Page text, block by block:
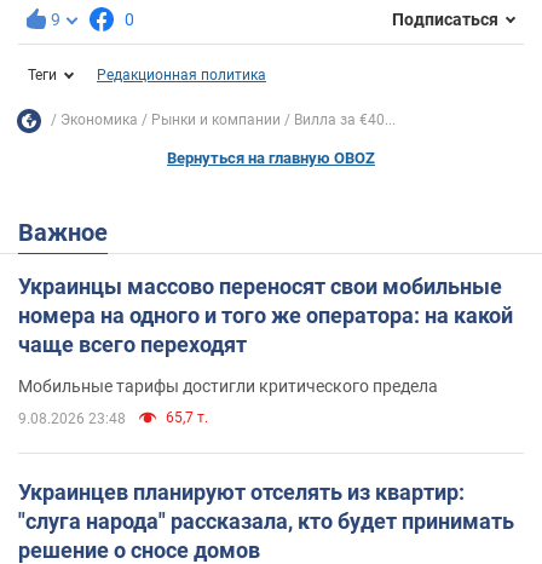
9 0 Подписаться
Теги Редакционная политика
Экономика Рынки и компании Вилла за €40...
Вернуться на главную OBOZ
Важное
Украинцы массово переносят свои мобильные
номера на одного и того же оператора: на какой
чаще всего переходят
Мобильные тарифы достигли критического предела
9.08.2026 23:48 65,7 т.
Украинцев планируют отселять из квартир:
"слуга народа" рассказала, кто будет принимать
решение о сносе домов